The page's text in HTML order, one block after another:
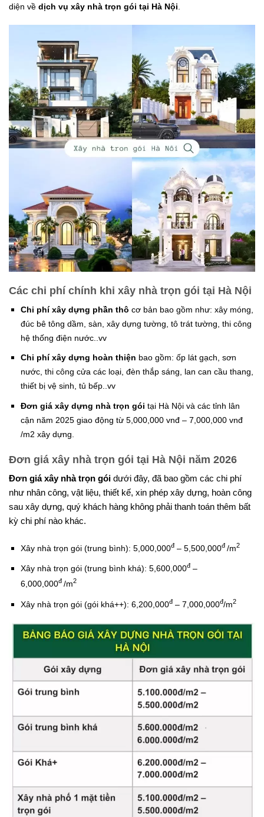
diện về dịch vụ xây nhà trọn gói tại Hà Nội
Các chi phí chính khi xây nhà trọn gói tại Hà Nội
Chi phí xây dựng phần thô cơ bản bao gồm như: xây móng,
đúc bê tông dầm, sàn, xây dựng tường, tô trát tường, thi công
hệ thống điện nước..vv
Chi phí xây dựng hoàn thiện bao gồm: ốp lát gạch, sơn
nước, thi công cửa các loại, đèn thắp sáng, lan can cầu thang,
thiết bị vệ sinh, tủ bếp..vv
Đơn giá xây dựng nhà trọn gói tại Hà Nội và các tỉnh lân
cận năm 2025 giao động từ 5,000,000 vnđ – 7,000,000 vnđ
/m2 xây dựng.
Đơn giá xây nhà trọn gói tại Hà Nội năm 2026
Đơn giá xây nhà trọn gói dưới đây, đã bao gồm các chi phí
như nhân công, vật liệu, thiết kế, xin phép xây dựng, hoàn công
sau xây dựng, quý khách hàng không phải thanh toán thêm bất
kỳ chi phí nào khác.
Xây nhà trọn gói (trung bình): 5,000,000đ– 5,500,000đ /m2
Xây nhà trọn gói (trung bình khá): 5,600,000đ–
6,000,000đ /m2
Xây nhà trọn gói (gói khá++): 6,200,000đ– 7,000,000đ/m2